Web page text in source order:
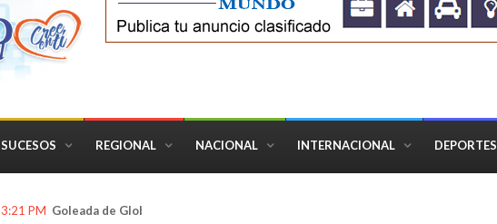
SUCESOS REGIONAL NACIONAL INTERNACIONAL DEPORTES
3:21 PM Goleada de Global Energy 3-0 sobre Guanipa FC